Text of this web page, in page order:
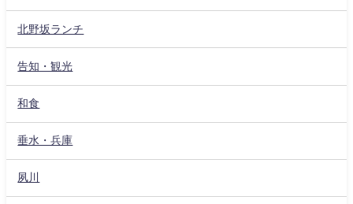
北野坂ランチ
告知・観光
和食
垂水・兵庫
夙川